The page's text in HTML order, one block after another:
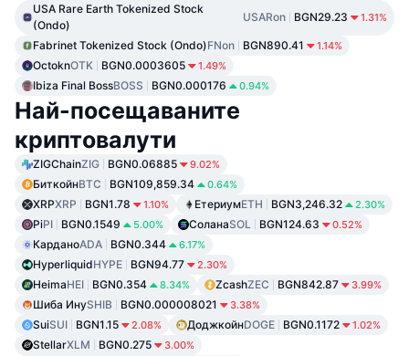
USA Rare Earth Tokenized Stock
(Ondo)
USARon BGN29.23 1.31%
Fabrinet Tokenized Stock (Ondo)FNon BGN890.41 1.14%
OctoknOTK BGN0.0003605 1.49%
Ibiza Final BossBOSS BGN0.000176 0.94%
Най-посещаваните
криптовалути
ZIGChainZIG BGN0.06885 9.02%
БиткойнBTC BGN109,859.34 0.64%
XRPXRP BGN1.78 1.10% ЕтериумETH BGN3,246.32 2.30%
PiPI BGN0.1549 5.00% СоланаSOL BGN124.63 0.52%
КарданоADA BGN0.344 6.17%
HyperliquidHYPE BGN94.77 2.30%
HeimaHEI BGN0.354 8.34% ZcashZEC BGN842.87 3.99%
Шиба ИнуSHIB BGN0.000008021 3.38%
SuiSUI BGN1.15 2.08% ДоджкойнDOGE BGN0.1172 1.02%
StellarXLM BGN0.275 3.00%